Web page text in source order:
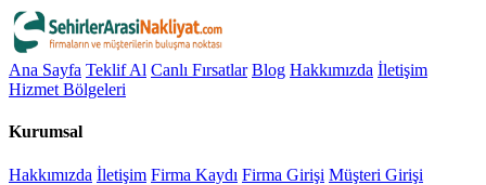
Ana Sayfa Teklif Al Canlı Fırsatlar Blog Hakkımızda İletişim
Hizmet Bölgeleri
Kurumsal
Hakkımızda İletişim Firma Kaydı Firma Girişi Müşteri Girişi